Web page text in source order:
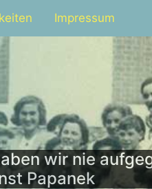
Impressum
wir nie
Papanek